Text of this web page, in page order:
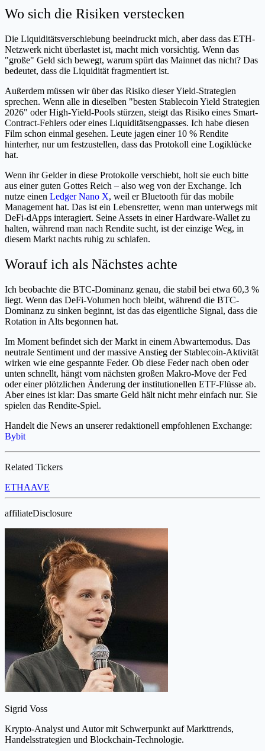
Wo sich die Risiken verstecken
Die Liquiditätsverschiebung beeindruckt mich, aber dass das ETH-
Netzwerk nicht überlastet ist, macht mich vorsichtig. Wenn das
"große" Geld sich bewegt, warum spürt das Mainnet das nicht? Das
bedeutet, dass die Liquidität fragmentiert ist.
Außerdem müssen wir über das Risiko dieser Yield-Strategien
sprechen. Wenn alle in dieselben "besten Stablecoin Yield Strategien
2026" oder High-Yield-Pools stürzen, steigt das Risiko eines Smart-
Contract-Fehlers oder eines Liquiditätsengpasses. Ich habe diesen
Film schon einmal gesehen. Leute jagen einer 10 % Rendite
hinterher, nur um festzustellen, dass das Protokoll eine Logiklücke
hat.
Wenn ihr Gelder in diese Protokolle verschiebt, holt sie euch bitte
aus einer guten Gottes Reich – also weg von der Exchange. Ich
nutze einen Ledger Nano X, weil er Bluetooth für das mobile
Management hat. Das ist ein Lebensretter, wenn man unterwegs mit
DeFi-dApps interagiert. Seine Assets in einer Hardware-Wallet zu
halten, während man nach Rendite sucht, ist der einzige Weg, in
diesem Markt nachts ruhig zu schlafen.
Worauf ich als Nächstes achte
Ich beobachte die BTC-Dominanz genau, die stabil bei etwa 60,3 %
liegt. Wenn das DeFi-Volumen hoch bleibt, während die BTC-
Dominanz zu sinken beginnt, ist das das eigentliche Signal, dass die
Rotation in Alts begonnen hat.
Im Moment befindet sich der Markt in einem Abwartemodus. Das
neutrale Sentiment und der massive Anstieg der Stablecoin-Aktivität
wirken wie eine gespannte Feder. Ob diese Feder nach oben oder
unten schnellt, hängt vom nächsten großen Makro-Move der Fed
oder einer plötzlichen Änderung der institutionellen ETF-Flüsse ab.
Aber eines ist klar: Das smarte Geld hält nicht mehr einfach nur. Sie
spielen das Rendite-Spiel.
Handelt die News an unserer redaktionell empfohlenen Exchange:
Bybit
Related Tickers
ETHAAVE
affiliateDisclosure
Sigrid Voss
Krypto-Analyst und Autor mit Schwerpunkt auf Markttrends,
Handelsstrategien und Blockchain-Technologie.